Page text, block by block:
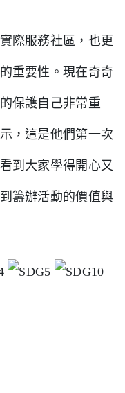
際服務社區，也更
重要性。現在奇奇
保護自己非常重
，這是他們第一次
到大家學得開心又
籌辦活動的價值與